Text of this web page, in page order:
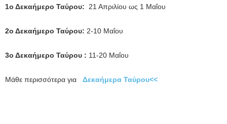
1ο Δεκαήμερο Ταύρου: 21 Απριλίου ως 1 Μαΐου
2ο Δεκαήμερο Ταύρου: 2-10 Μαΐου
3ο Δεκαήμερο Ταύρου : 11-20 Μαΐου
Μάθε περισσότερα για Δεκαήμερα Ταύρου<<